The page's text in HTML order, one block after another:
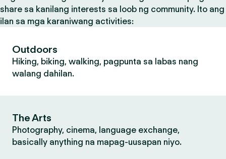
share sa kanilang interests sa loob ng community. Ito ang
ilan sa mga karaniwang activities:
Outdoors
Hiking, biking, walking, pagpunta sa labas nang
walang dahilan.
The Arts
Photography, cinema, language exchange,
basically anything na mapag-uusapan niyo.